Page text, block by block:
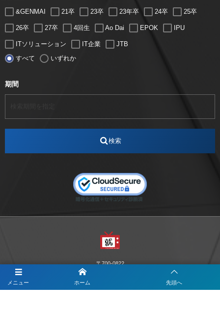
メニュー ホーム 先頭へ
&GENMAI 21卒 23卒 23年卒 24卒 25卒
26卒 27卒 4回生 Ao Dai EPOK IPU
ITソリューション IT企業 JTB
LUGZ ENTERTAINMENT
エスタカヤ電子工業
オンライン カイタック
キーエンス流性弱説経営 キーエンス解剖
セレクトショップ
ナカシマプロペラ ナカシマプロペラ株式会社
ノートルダム ノートルダム清心
すべて いずれか
期間
検索
〒700-0822
岡山市北区表町1-10-34山陽ビル2階
Y&I Communication.LABO